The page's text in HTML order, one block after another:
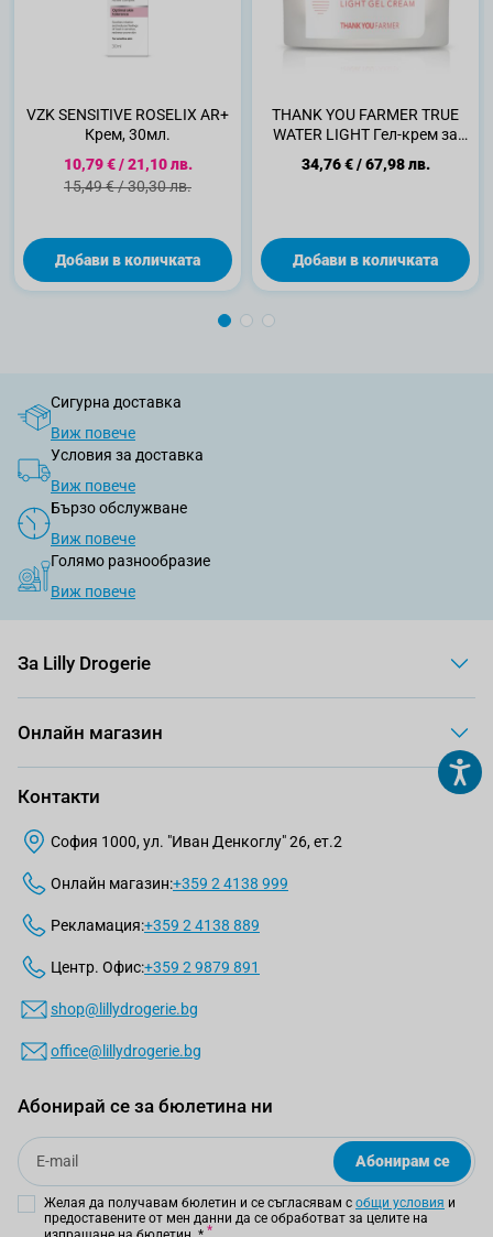
VZK SENSITIVE ROSELIX AR+
Крем, 30мл.
Специална цена
10,79 €/21,10 лв.
Стандартна цена
15,49 €/30,30 лв.
Добави в количката
THANK YOU FARMER TRUE
WATER LIGHT Гел-крем за
34,76 €/67,98 лв.
Добави в количката
Сигурна доставка
Виж повече
Условия за доставка
Виж повече
Бързо обслужване
Виж повече
Голямо разнообразие
Виж повече
За Lilly Drogerie
Онлайн магазин
Контакти
София 1000, ул. "Иван Денкоглу" 26, ет.2
Онлайн магазин:+359 2 4138 999
Рекламация:+359 2 4138 889
Центр. Офис:+359 2 9879 891
shop@lillydrogerie.bg
office@lillydrogerie.bg
Абонирай се за бюлетина ни
Email
Абонирам се
Желая да получавам бюлетин и се съгласявам с общи условия и
предоставените от мен данни да се обработват за целите на